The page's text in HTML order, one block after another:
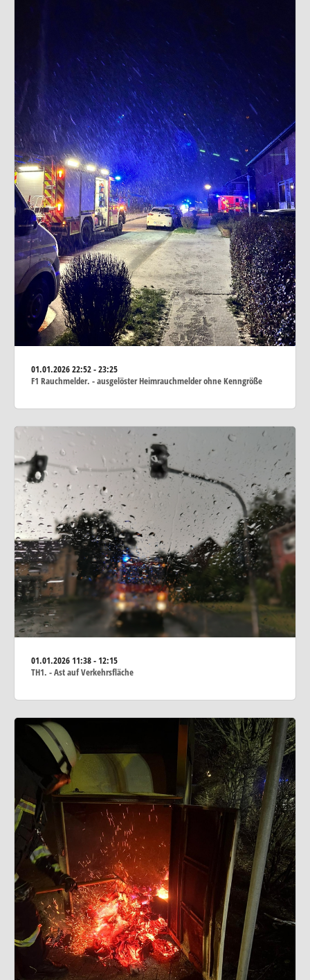
01.01.202622:52 - 23:25
F1 Rauchmelder. - ausgelöster Heimrauchmelder ohne Kenngröße
01.01.202611:38 - 12:15
TH1. - Ast auf Verkehrsfläche